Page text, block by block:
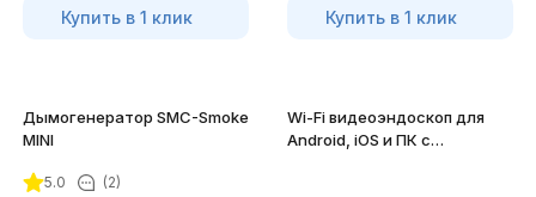
Купить в 1 клик Купить в 1 клик
Дымогенератор SMC-Smoke
MINI
5.0 (2)
Wi-Fi видеоэндоскоп для
Android, iOS и ПК с